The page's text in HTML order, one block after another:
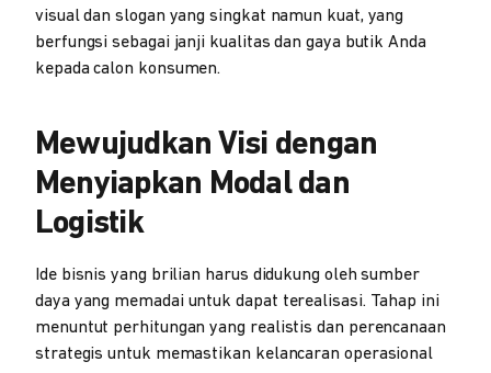
visual dan slogan yang singkat namun kuat, yang
berfungsi sebagai janji kualitas dan gaya butik Anda
kepada calon konsumen.
Mewujudkan Visi dengan
Menyiapkan Modal dan
Logistik
Ide bisnis yang brilian harus didukung oleh sumber
daya yang memadai untuk dapat terealisasi. Tahap ini
menuntut perhitungan yang realistis dan perencanaan
strategis untuk memastikan kelancaran operasional